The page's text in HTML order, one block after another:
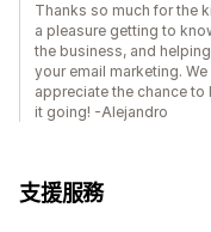
Thanks so much for the
a pleasure getting to
the business, and
your email marketing.
appreciate the chance to
it going! -Alejandro
支援服務